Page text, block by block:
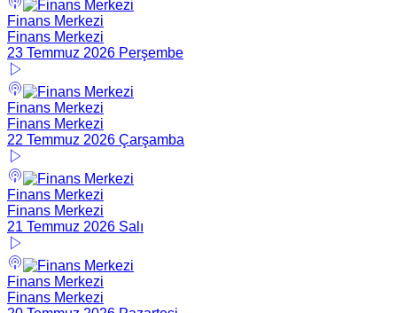
Finans Merkezi
Finans Merkezi
23 Temmuz 2026 Perşembe
Finans Merkezi
Finans Merkezi
22 Temmuz 2026 Çarşamba
Finans Merkezi
Finans Merkezi
21 Temmuz 2026 Salı
Finans Merkezi
Finans Merkezi